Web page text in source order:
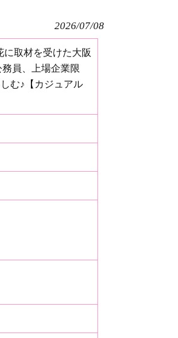
2026/07/08
に取材を受けた大阪
員、上場企業限
む♪【カジュアル